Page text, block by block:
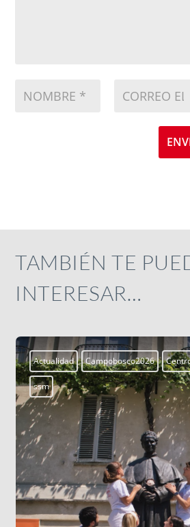
TAMBIÉN TE
INTERESAR…
Actualidad Campobosco2026
ssm